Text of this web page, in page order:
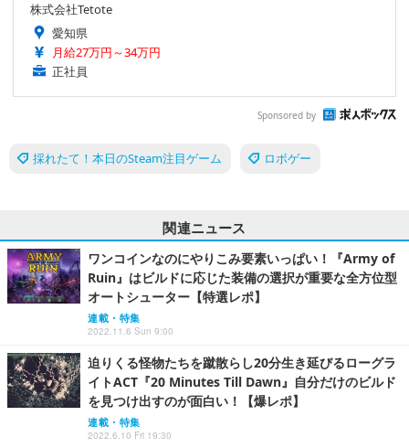
株式会社Tetote
愛知県
月給27万円～34万円
正社員
Sponsored by
採れたて！本日のSteam注目ゲーム ロボゲー
関連ニュース
ワンコインなのにやりこみ要素いっぱい！『Army of
Ruin』はビルドに応じた装備の選択が重要な全方位型
オートシューター【特選レポ】
連載・特集
2022.11.6 Sun 9:00
迫りくる怪物たちを蹴散らし20分生き延びるローグラ
イトACT『20 Minutes Till Dawn』自分だけのビルド
を見つけ出すのが面白い！【爆レポ】
連載・特集
2022.6.10 Fri 19:30